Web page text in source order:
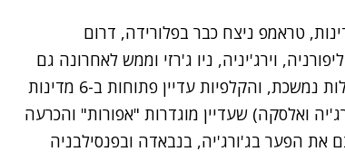
טראמפ ניצח כבר בפלורידה, דרום
וירג'יניה, ניו ג'רזי וממש לאחרונה גם
ויסקונסין - הלכו עם ביידן. בינתיים, ספירת הקולות נמשכת, והקלפיות עדיין פתוחות ב-6 מדינות
ואלסקה) שעדיין מוגדרות "אפורות" והכרעה
את הפער בג'ורג'יה, בנבאדה ובפנסילבניה